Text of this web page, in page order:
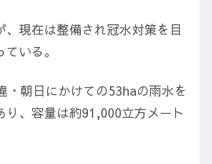
、現在は整備され冠水対策を目
いる。
・朝日にかけての53haの雨水を
り、容量は約91,000立方メート